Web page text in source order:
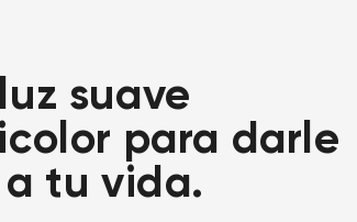
suave
para darle
tu vida.